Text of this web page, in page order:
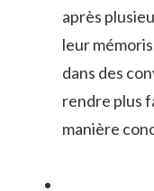
après
leur
dans des
rendre plus
manière